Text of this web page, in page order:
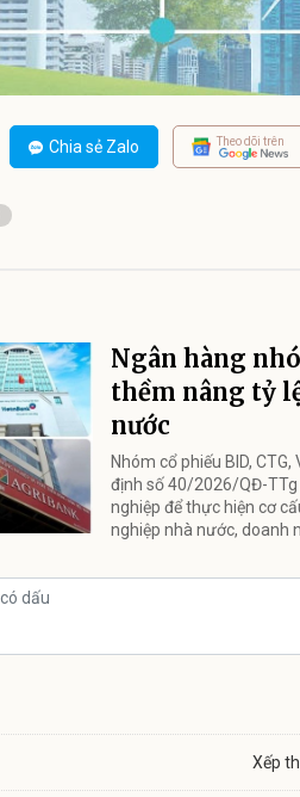
Chia sẻ Zalo Theo dõi trên
Ngân hàng
thềm nâng tỷ
nước
Nhóm cổ phiếu BID,
định số 40/2026/QĐ-TTg
nghiệp để thực hiện cơ
nghiệp nhà nước, doanh
Xếp